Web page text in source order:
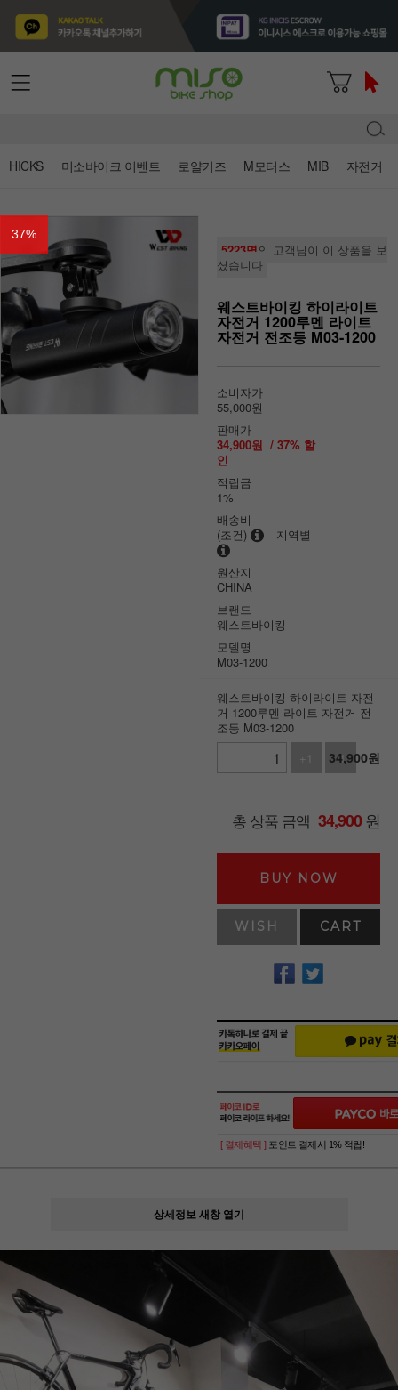
HICKS 미소바이크 이벤트 로얄키즈 M모터스 MIB 자전거
37%
5223명의 고객님이 이 상품을 보
셨습니다
웨스트바이킹 하이라이트
자전거 1200루멘 라이트
자전거 전조등 M03-1200
소비자가
55,000원
판매가
34,900원 / 37% 할
인
적립금
1%
배송비
(조건)
지역별
원산지
CHINA
브랜드
웨스트바이킹
모델명
M03-1200
웨스트바이킹 하이라이트 자전
거 1200루멘 라이트 자전거 전
조등 M03-1200
+1
-1
34,900원
총 상품 금액 34,900원
BUY NOW
WISH CART
[ 결제혜택 ] 포인트 결제시 1% 적립!
상세정보 새창 열기